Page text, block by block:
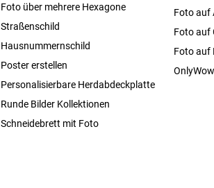
Foto über mehrere Hexagone
Straßenschild
Hausnummernschild
Poster erstellen
Personalisierbare Herdabdeckplatte
Runde Bilder Kollektionen
Schneidebrett mit Foto
Foto auf
Foto auf
Foto auf
OnlyWow